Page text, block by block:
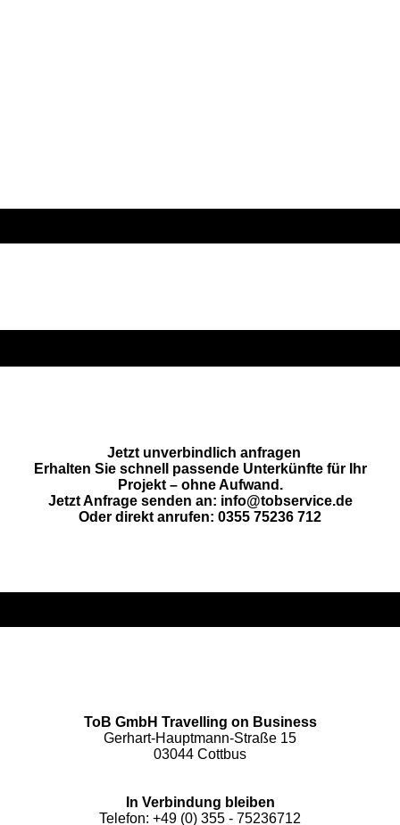
Jetzt unverbindlich anfragen
Erhalten Sie schnell passende Unterkünfte für Ihr
Projekt – ohne Aufwand.
Jetzt Anfrage senden an: info@tobservice.de
Oder direkt anrufen: 0355 75236 712
ToB GmbH Travelling on Business
Gerhart-Hauptmann-Straße 15
03044 Cottbus
In Verbindung bleiben
Telefon: +49 (0) 355 - 75236712